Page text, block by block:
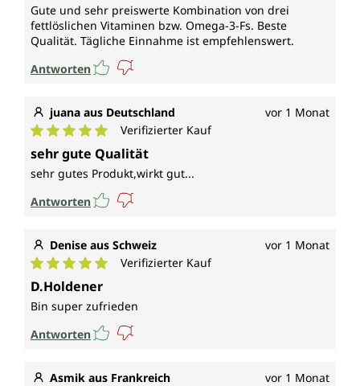
Gute und sehr preiswerte Kombination von drei
fettlöslichen Vitaminen bzw. Omega-3-Fs. Beste
Qualität. Tägliche Einnahme ist empfehlenswert.
Antworten
juana aus Deutschland vor 1 Monat
Durchschnittliche Bewertung von 5 von 5 Sternen
Verifizierter Kauf
sehr gute Qualität
sehr gutes Produkt,wirkt gut...
Antworten
Denise aus Schweiz vor 1 Monat
Durchschnittliche Bewertung von 5 von 5 Sternen
Verifizierter Kauf
D.Holdener
Bin super zufrieden
Antworten
Asmik aus Frankreich vor 1 Monat